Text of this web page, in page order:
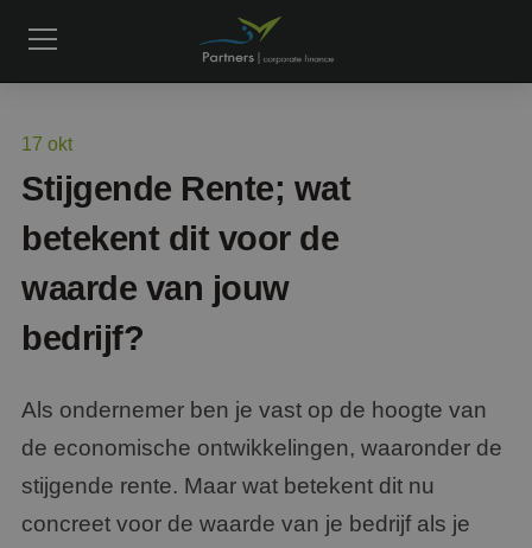
17 okt
Stijgende Rente; wat
betekent dit voor de
waarde van jouw
bedrijf?
Als ondernemer ben je vast op de hoogte van
de economische ontwikkelingen, waaronder de
stijgende rente. Maar wat betekent dit nu
concreet voor de waarde van je bedrijf als je